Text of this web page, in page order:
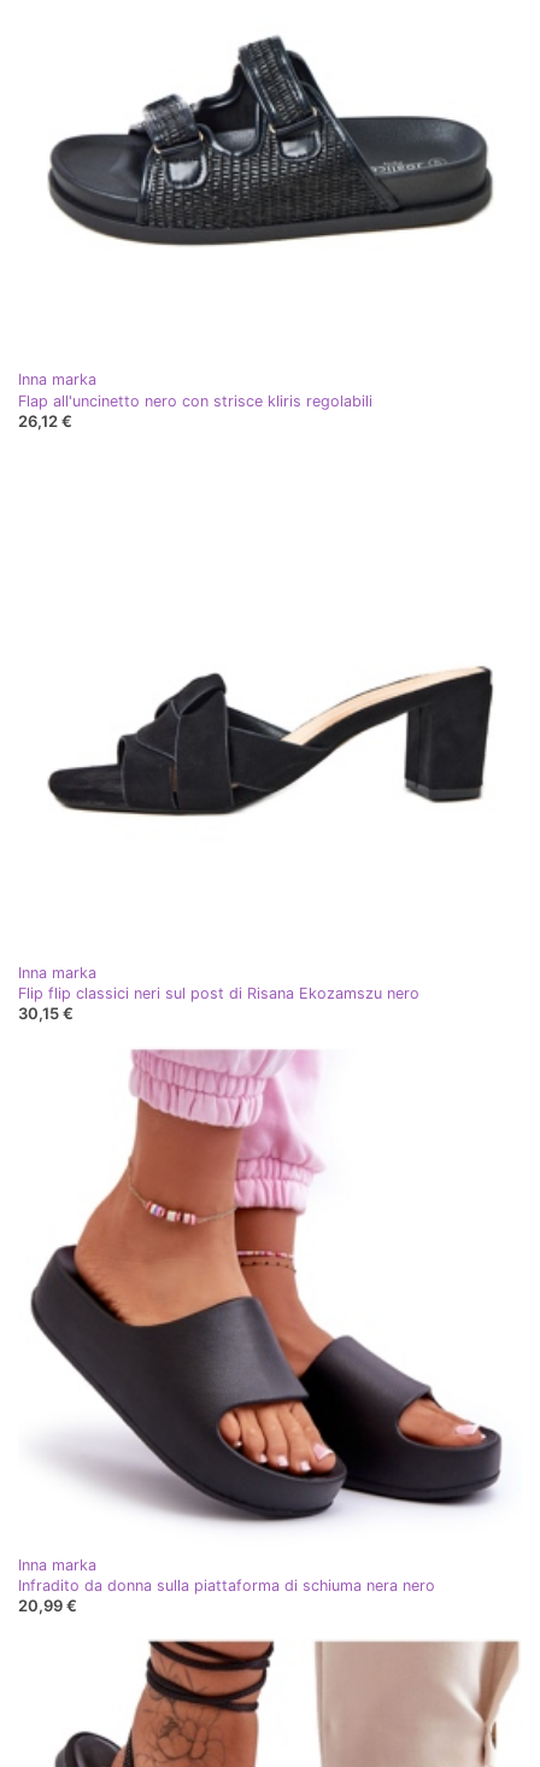
Inna marka
Flap all'uncinetto nero con strisce kliris regolabili
26,12 €
Inna marka
Flip flip classici neri sul post di Risana Ekozamszu nero
30,15 €
Inna marka
Infradito da donna sulla piattaforma di schiuma nera nero
20,99 €